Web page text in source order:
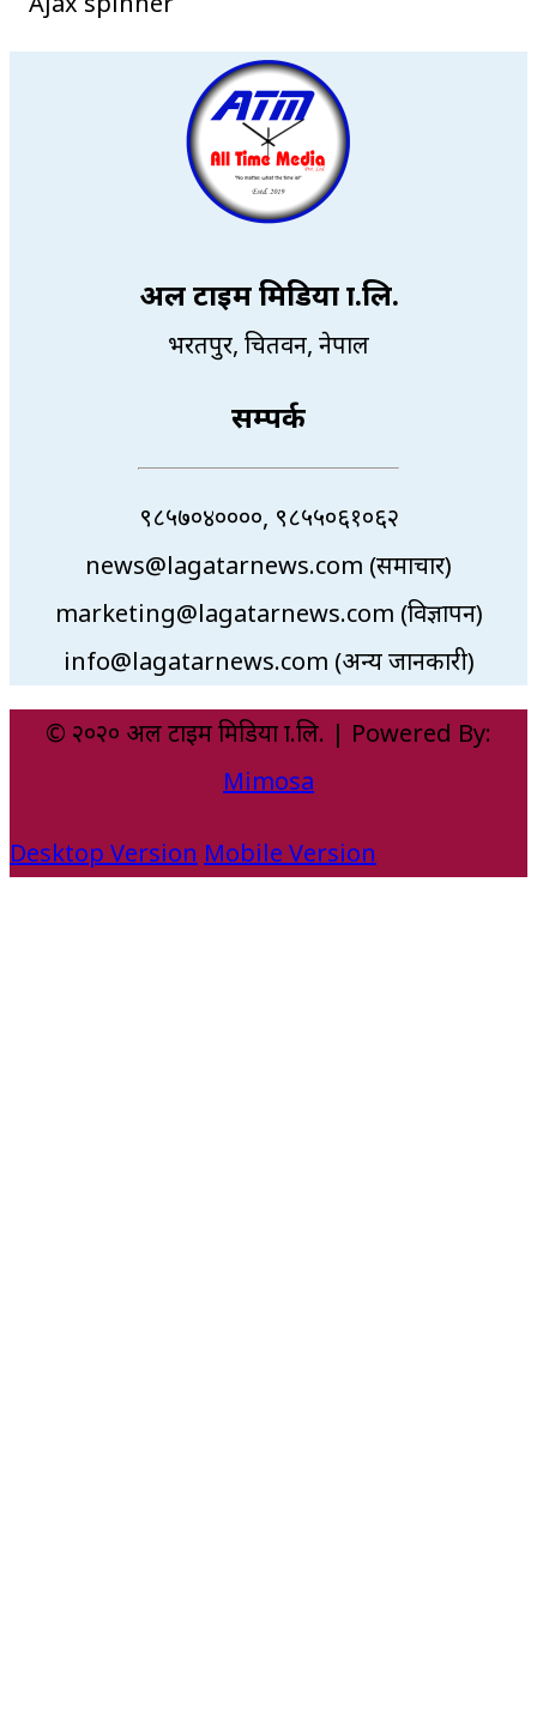
अल टाइम मिडिया प्रा.लि.
भरतपुर, चितवन, नेपाल
सम्पर्क
९८५७०४००००, ९८५५०६१०६२
news@lagatarnews.com (समाचार)
marketing@lagatarnews.com (विज्ञापन)
info@lagatarnews.com (अन्य जानकारी)
© २०२० अल टाइम मिडिया प्रा.लि. | Powered By:
Mimosa
Desktop Version Mobile Version